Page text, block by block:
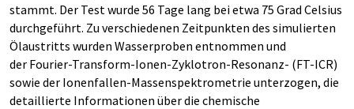
stammt. Der Test wurde 56 Tage lang bei etwa 75 Grad Celsius
durchgeführt. Zu verschiedenen Zeitpunkten des simulierten
Ölaustritts wurden Wasserproben entnommen und
der Fourier-Transform-Ionen-Zyklotron-Resonanz- (FT-ICR)
sowie der Ionenfallen-Massenspektrometrie unterzogen, die
detaillierte Informationen über die chemische